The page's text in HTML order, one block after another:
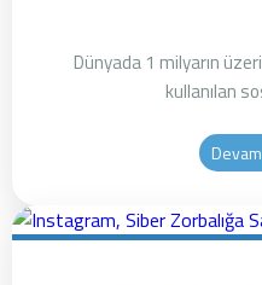
Dünyada 1 milyarın
kullanılan